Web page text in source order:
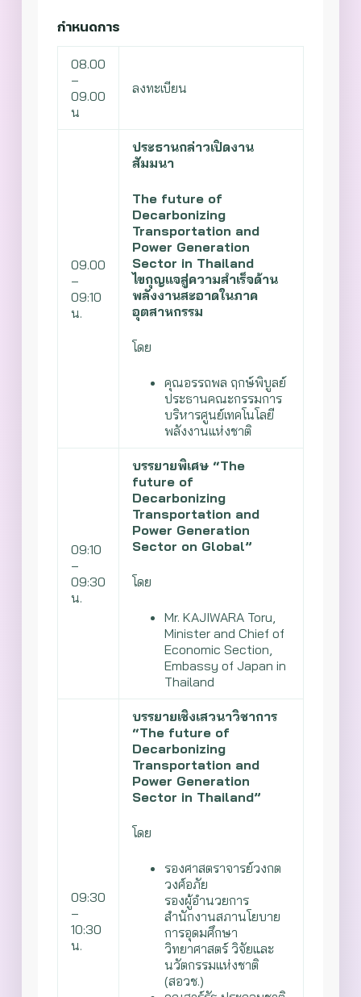
กำหนดการ
08.00
–
09.00
น
ลงทะเบียน
09.00
–
09:10
น.
ประธานกล่าวเปิดงาน
สัมมนา
The future of
Decarbonizing
Transportation and
Power Generation
Sector in Thailand
ไขกุญแจสู่ความสำเร็จด้าน
พลังงานสะอาดในภาค
อุตสาหกรรม
โดย
คุณอรรถพล ฤกษ์พิบูลย์
ประธานคณะกรรมการ
บริหารศูนย์เทคโนโลยี
พลังงานแห่งชาติ
09:10
–
09:30
น.
บรรยายพิเศษ “The
future of
Decarbonizing
Transportation and
Power Generation
Sector on Global”
โดย
Mr. KAJIWARA Toru,
Minister and Chief of
Economic Section,
Embassy of Japan in
Thailand
09:30
–
10:30
น.
บรรยายเชิงเสวนาวิชาการ
“The future of
Decarbonizing
Transportation and
Power Generation
Sector in Thailand”
โดย
รองศาสตราจารย์วงกต
วงศ์อภัย
รองผู้อำนวยการ
สำนักงานสภานโยบาย
การอุดมศึกษา
วิทยาศาสตร์ วิจัยและ
นวัตกรรมแห่งชาติ
(สอวช.)